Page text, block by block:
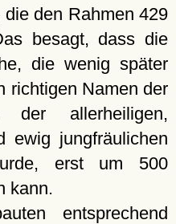
den Rahmen 429
besagt, dass die
die wenig später
richtigen Namen der
der allerheiligen,
ewig jungfräulichen
erst um 500
kann.
entsprechend